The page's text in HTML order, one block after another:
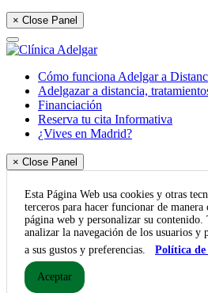
× Close Panel
Cómo funciona Adelgar a
Adelgazar a distancia,
Financiación
Reserva tu cita Informativa
¿Vives en Madrid?
× Close Panel
Esta Página Web usa cookies y otras
terceros para hacer funcionar de manera
página web y personalizar su contenido.
analizar la navegación de los usuarios y
a sus gustos y preferencias.
Política de
Aceptar